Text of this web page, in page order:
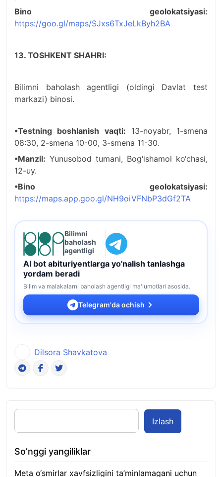
Bino geolokatsiyasi:
https://goo.gl/maps/SJxs6TxJeLkByh2BA
13. TOSHKENT SHAHRI:
Bilimni baholash agentligi (oldingi Davlat test
markazi) binosi.
•Testning boshlanish vaqti: 13-noyabr, 1-smena
08:30, 2-smena 10-00, 3-smena 11-30.
•Manzil: Yunusobod tumani, Bog‘ishamol ko‘chasi,
12-uy.
•Bino geolokatsiyasi:
https://maps.app.goo.gl/NH9oiVFNbP3dGf2TA
Bilimni
baholash
agentligi
AI bot abituriyentlarga yo'nalish tanlashga
yordam beradi
Bilim va malakalarni baholash agentligi ma'lumotlari asosida.
Telegram'da ochish
Dilsora Shavkatova
Izlash
So’nggi yangiliklar
Meta o‘smirlar xavfsizligini ta’minlamagani uchun